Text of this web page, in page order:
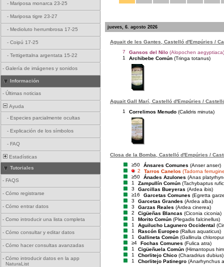
- Mariposa monarca 23-25
- Mariposa tigre 23-27
- Medioluto herrumbrosa 17-25
- Coipú 17-25
- Tettigettalna argentata 15-22
- Galería de imágenes y sonidos
Información
- Últimas noticias
Ayuda
- Especies parcialmente ocultas
- Explicación de los símbolos
- FAQ
Estadísticas
Tutoriales
- FAQS
- Cómo registrarse
- Cómo entrar datos
- Como introducir una lista completa
- Cómo consultar y editar datos
- Cómo hacer consultas avanzadas
- Cómo introducir datos en la app
NaturaList
jueves, 6. agosto 2026
Aguait de les Gantes, Castelló d'Empúries /
7
Gansos del Nilo (Alopochen aegyptiaca)
1
Archibebe Común (Tringa totanus)
Aguait Gall Marí, Castelló d'Empúries /
1
Correlimos Menudo (Calidris minuta)
Closa de la Bomba, Castelló d'Empúries /
≥50
Ánsares Comunes (Anser anser)
2
Tarros Canelos (Tadorna
≥50
Ánades Azulones (Anas
1
Zampullín Común (Tachybaptus
3
Garcillas Bueyeras (Ardea ibis)
≥16
Garcetas Comunes (Egretta
3
Garcetas Grandes (Ardea alba)
3
Garzas Reales (Ardea cinerea)
2
Cigüeñas Blancas (Ciconia ciconia)
1
Morito Común (Plegadis falcinellus)
1
Aguilucho Lagunero Occidental
1
Rascón Europeo (Rallus aquaticus)
1
Gallineta Común (Gallinula
≥4
Fochas Comunes (Fulica atra)
1
Cigüeñuela Común (Himantopus
1
Chorlitejo Chico (Charadrius dubius)
1
Chorlitejo Patinegro (Anarhynchus